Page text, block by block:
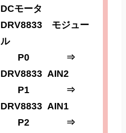
DCモータ
DRV8833 モジュー
ル
P0
⇒
DRV8833 AIN2
P1 ⇒
DRV8833 AIN1
P2 ⇒